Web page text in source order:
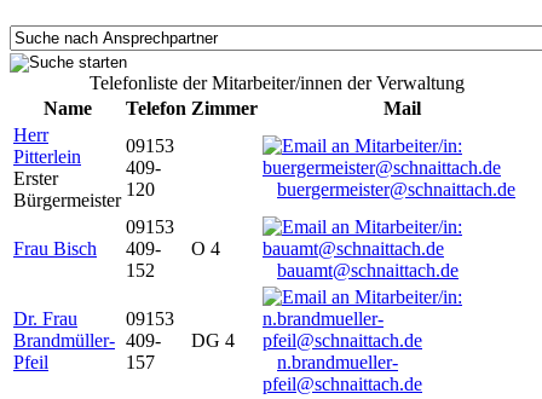
Telefonliste der Mitarbeiter/innen der Verwaltung
Name
Telefon Zimmer
Mail
Herr
Pitterlein
Erster
Bürgermeister
09153
409-
120
buergermeister@schnaittach.de
Frau Bisch
09153
409-
152
O 4
bauamt@schnaittach.de
Dr. Frau
Brandmüller-
Pfeil
09153
409-
157
DG 4
n.brandmueller-
pfeil@schnaittach.de